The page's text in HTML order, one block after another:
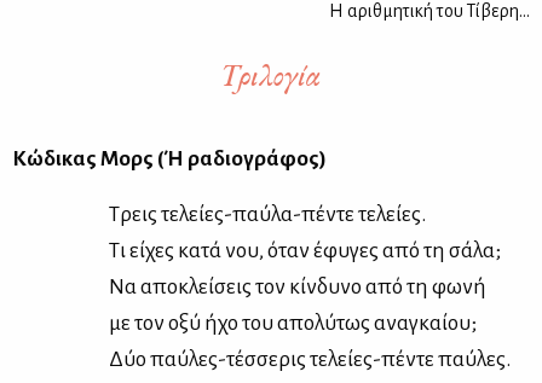
Η αριθμητική του Τίβερη...
Τριλογία
Κώ­δι­κας Μορς (Ή ρα­διο­γρά­φος)
Τρεις τε­λεί­ες-παύ­λα-πέ­ντε τε­λεί­ες.
Τι εί­χες κα­τά νου, όταν έφυ­γες από τη σά­λα;
Να απο­κλεί­σεις τον κίν­δυ­νο από τη φω­νή
με τον οξύ ήχο του απο­λύ­τως ανα­γκαί­ου;
Δύο παύ­λες-τέσ­σε­ρις τε­λεί­ες-πέ­ντε παύ­λες.